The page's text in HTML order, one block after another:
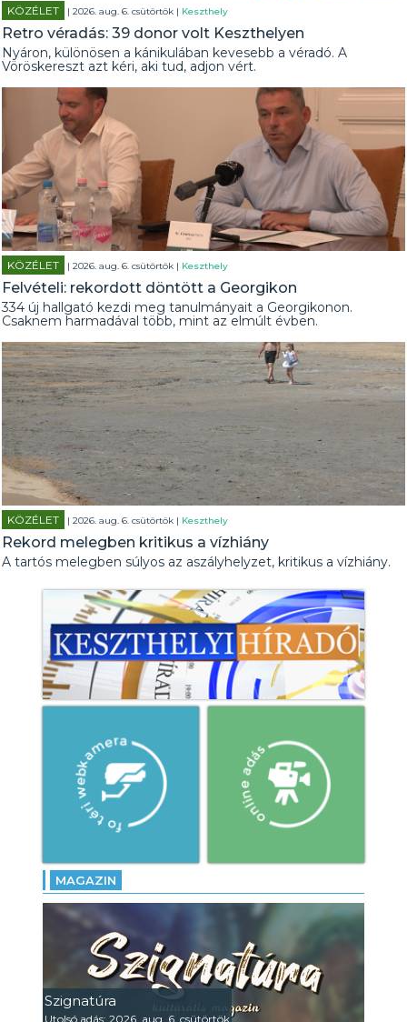
KÖZÉLET | 2026. aug. 6. csütörtök | Keszthely
Retro véradás: 39 donor volt Keszthelyen
Nyáron, különösen a kánikulában kevesebb a véradó. A
Vöröskereszt azt kéri, aki tud, adjon vért.
KÖZÉLET | 2026. aug. 6. csütörtök | Keszthely
Felvételi: rekordott döntött a Georgikon
334 új hallgató kezdi meg tanulmányait a Georgikonon.
Csaknem harmadával több, mint az elmúlt évben.
KÖZÉLET | 2026. aug. 6. csütörtök | Keszthely
Rekord melegben kritikus a vízhiány
A tartós melegben súlyos az aszályhelyzet, kritikus a vízhiány.
MAGAZIN
Szignatúra
Utolsó adás: 2026. aug. 6. csütörtök